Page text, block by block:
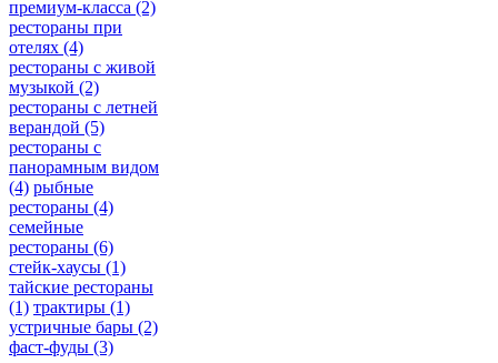
премиум-класса (2)
рестораны при
отелях (4)
рестораны с живой
музыкой (2)
рестораны с летней
верандой (5)
рестораны с
панорамным видом
(4) рыбные
рестораны (4)
семейные
рестораны (6)
стейк-хаусы (1)
тайские рестораны
(1) трактиры (1)
устричные бары (2)
фаст-фуды (3)